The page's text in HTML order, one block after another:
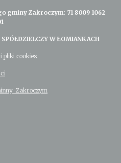
gminy Zakroczym: 71 8009 1062
W ŁOMIANKACH
pliki cookies
Zakroczym